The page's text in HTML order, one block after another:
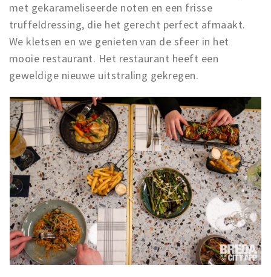
met gekarameliseerde noten en een frisse
truffeldressing, die het gerecht perfect afmaakt.
We kletsen en we genieten van de sfeer in het
mooie restaurant. Het restaurant heeft een
geweldige nieuwe uitstraling gekregen.